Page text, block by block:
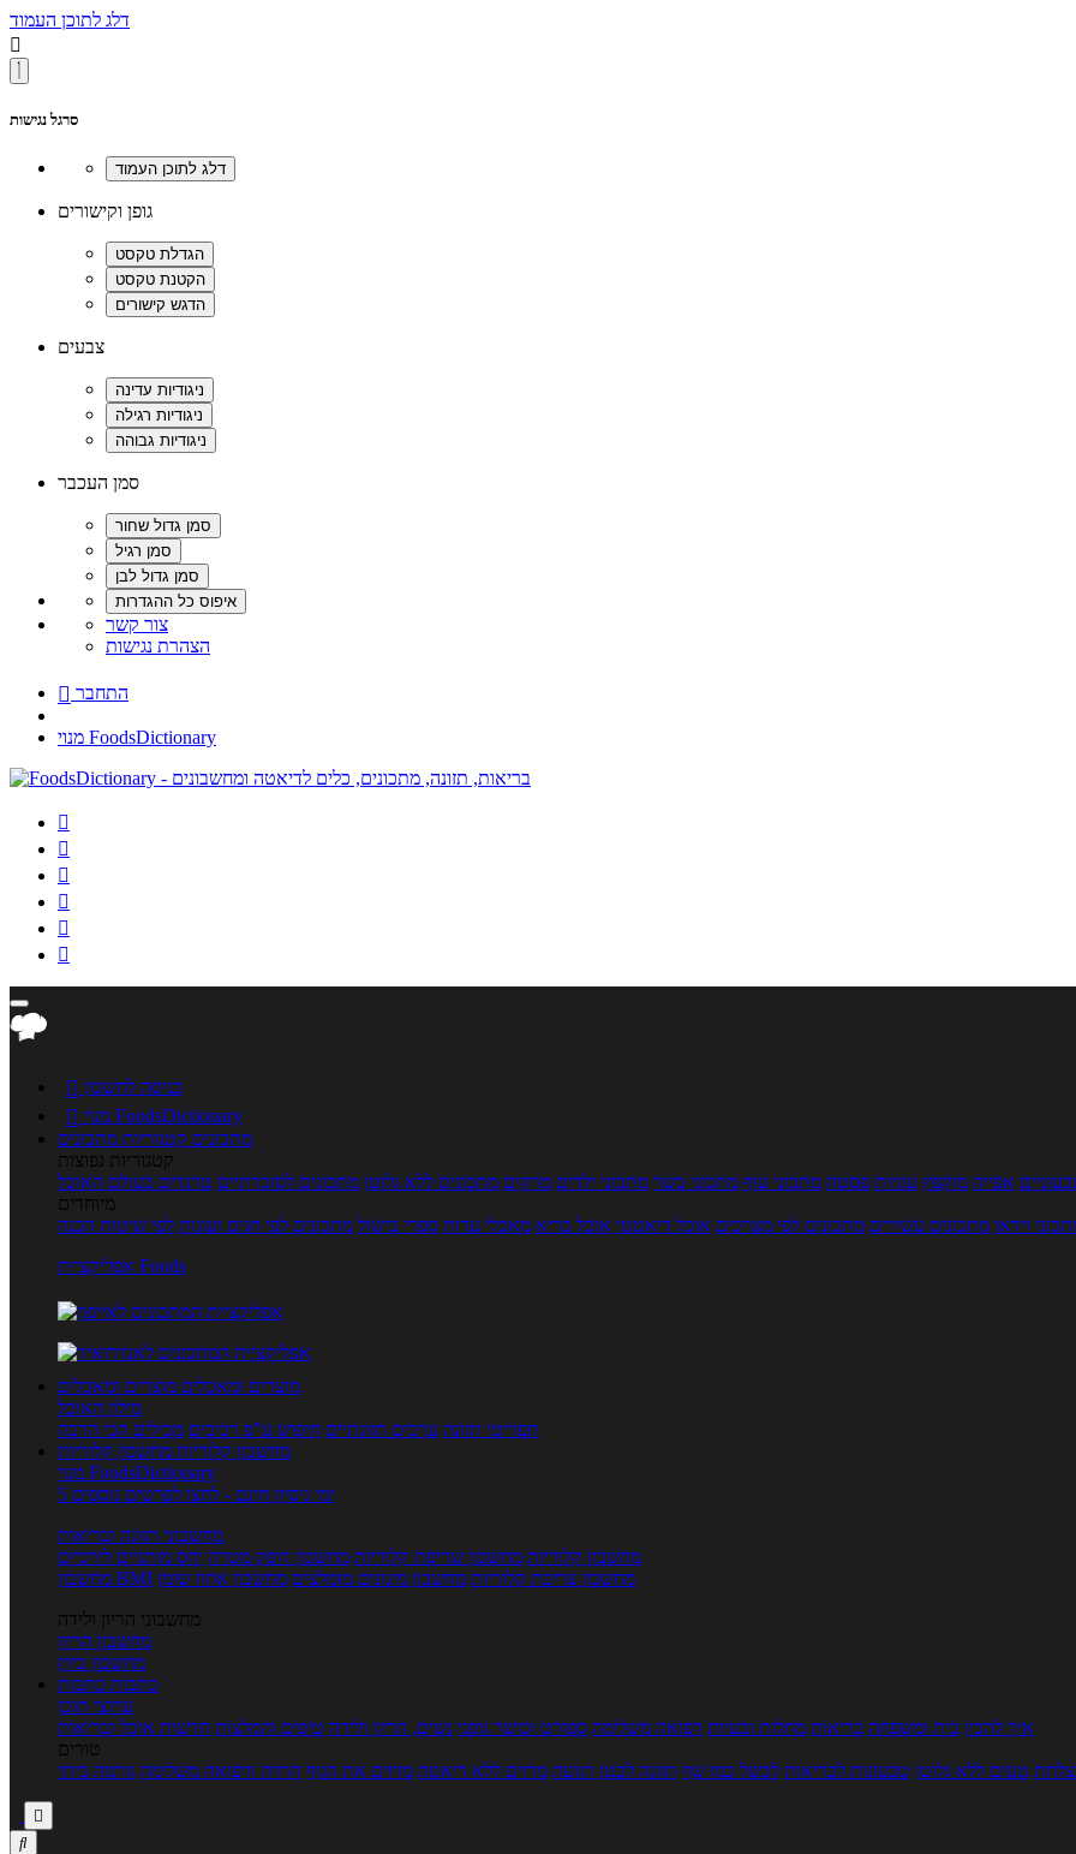
דלג לתוכן העמוד

סרגל נגישות
גופן וקישורים
צבעים
סמן העכבר
צור קשר
הצהרת נגישות
 התחבר
מנוי FoodsDictionary






 כניסה לחשבון

מנוי FoodsDictionary
מתכונים קטגוריות מתכונים
קטגוריות נפוצות
אפייה מוקפץ עוגיות פסטה מתכוני עוף מתכוני בשר מתכוני ילדים מרקים מתכונים ללא גלוטן מתכונים לסוכרתיים טרנדים בעולם האוכל
מיוחדים
וידאו מתכונים עשירים מתכונים לפי מצרכים אוכל דיאטטי אוכל בריא מאכלי עדות ספרי בישול מתכונים לפי חגים ועונות לפי שיטות הכנה
אפליקציית Foods
מוצרים ומאכלים מוצרים ומאכלים
מילון האוכל
תפריטי תזונה ערכים תזונתיים חיפוש ע"פ רכיבים מכילים הכי הרבה
מחשבון קלוריות מחשבון קלוריות
מנוי FoodsDictionary
5 ימי ניסיון חינם - לחצו לפרטים נוספים
מחשבוני תזונה ובריאות
מחשבון קלוריות מחשבון שריפת קלוריות מחשבון דופק מטרה יחס מותניים לירכיים
מחשבון BMI
מחשבון צריכת קלוריות מחשבון מינונים מומלצים מחשבון אחוז שומן
מחשבוני הריון ולידה
מחשבון הריון
מחשבון ביוץ
כתבות כתבות
ערוצי תוכן
איך להכין בית ומשפחה בריאות מחלות ובעיות רפואה משלימה ספורט וכושר גופני נשים, הריון ולידה טיפים והמלצות חדשות אוכל ובריאות
טורים
טעים ללא גלוטן טבעונות לבריאות לבשל כמו שף תזונה לבטן רגועה מרזים ללא דיאטה מזיזים את הגוף הרזיה ורפואה משלימה גורמה ביתי

